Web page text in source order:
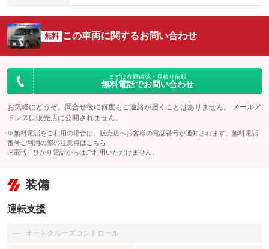
無料 この車両に関するお問い合わせ
まずは在庫確認・見積り依頼
無料電話でお問い合わせ
お気軽にどうぞ。問合せ後に何度もご連絡が届くことはありません。 メールア
ドレスは販売店に公開されません。
※無料電話をご利用の場合は、販売店へお客様の電話番号が通知されます。無料電話
番号ご利用の際の注意点は こちら
IP電話、ひかり電話からはご利用いただけません。
装備
運転支援
オートクルーズコントロール
：装備なし